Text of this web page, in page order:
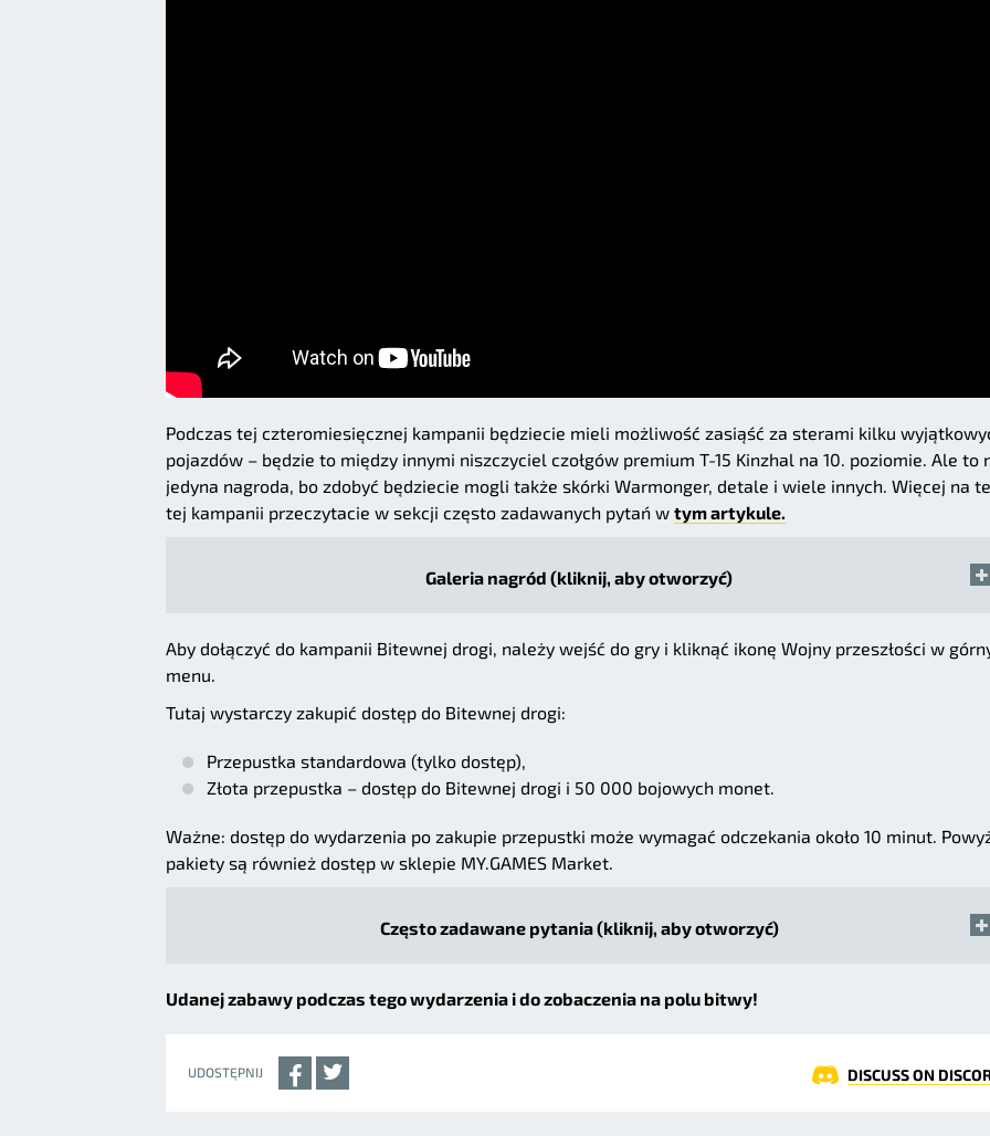
Podczas tej czteromiesięcznej kampanii będziecie mieli możliwość zasiąść za sterami kilku
pojazdów – będzie to między innymi niszczyciel czołgów premium T-15 Kinzhal na 10. poziomie. Ale to
jedyna nagroda, bo zdobyć będziecie mogli także skórki Warmonger, detale i wiele innych. Więcej na
tej kampanii przeczytacie w sekcji często zadawanych pytań w tym artykule.
Galeria nagród (kliknij, aby otworzyć)
Aby dołączyć do kampanii Bitewnej drogi, należy wejść do gry i kliknąć ikonę Wojny przeszłości w
menu.
Tutaj wystarczy zakupić dostęp do Bitewnej drogi:
Przepustka standardowa (tylko dostęp),
Złota przepustka – dostęp do Bitewnej drogi i 50 000 bojowych monet.
Ważne: dostęp do wydarzenia po zakupie przepustki może wymagać odczekania około 10 minut.
pakiety są również dostęp w sklepie MY.GAMES Market.
Często zadawane pytania (kliknij, aby otworzyć)
Udanej zabawy podczas tego wydarzenia i do zobaczenia na polu bitwy!
UDOSTĘPNIJ DISCUSS ON